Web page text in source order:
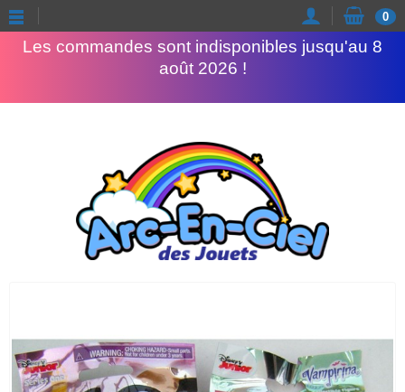
Les commandes sont indisponibles jusqu'au 8
août 2026 !
0